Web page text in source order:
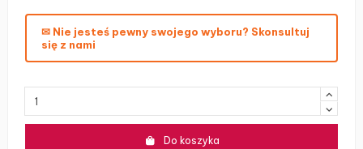
✉ Nie jesteś pewny swojego wyboru? Skonsultuj
się z nami
Do koszyka